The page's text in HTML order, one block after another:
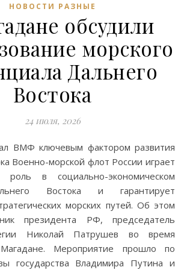
НОВОСТИ РАЗНЫЕ
обсудили
морского
Дальнего
Востока
24 июля, 2026
Военно-морской флот России играет
роль в социально-экономическом
Востока и гарантирует
морских путей. Об этом
президента РФ, председатель
Николай Патрушев во время
Мероприятие прошло по
государства Владимира Путина и